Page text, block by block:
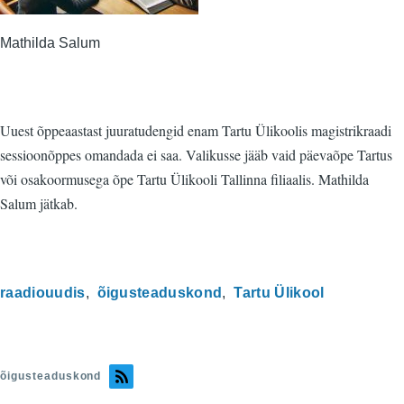
Mathilda Salum
Uuest õppeaastast juuratudengid enam Tartu Ülikoolis magistrikraadi
sessioonõppes omandada ei saa. Valikusse jääb vaid päevaõpe Tartus
või osakoormusega õpe Tartu Ülikooli Tallinna filiaalis. Mathilda
Salum jätkab.
raadiouudis õigusteaduskond Tartu Ülikool
õigusteaduskond